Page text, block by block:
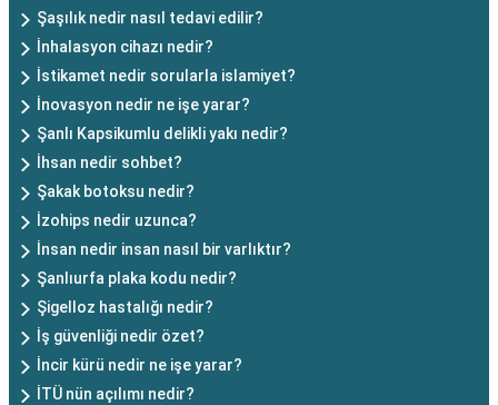
Şaşılık nedir nasıl tedavi edilir?
İnhalasyon cihazı nedir?
İstikamet nedir sorularla islamiyet?
İnovasyon nedir ne işe yarar?
Şanlı Kapsikumlu delikli yakı nedir?
İhsan nedir sohbet?
Şakak botoksu nedir?
İzohips nedir uzunca?
İnsan nedir insan nasıl bir varlıktır?
Şanlıurfa plaka kodu nedir?
Şigelloz hastalığı nedir?
İş güvenliği nedir özet?
İncir kürü nedir ne işe yarar?
İTÜ nün açılımı nedir?